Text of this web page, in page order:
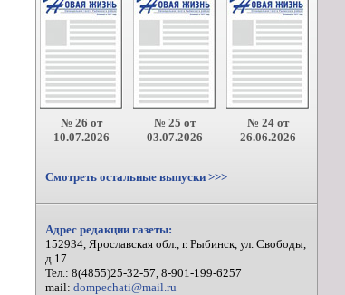
№ 26 от
10.07.2026
№ 25 от
03.07.2026
№ 24 от
26.06.2026
Смотреть остальные выпуски >>>
Адрес редакции газеты:
152934, Ярославская обл., г. Рыбинск, ул. Свободы,
д.17
Тел.: 8(4855)25-32-57, 8-901-199-6257
mail: dompechati@mail.ru